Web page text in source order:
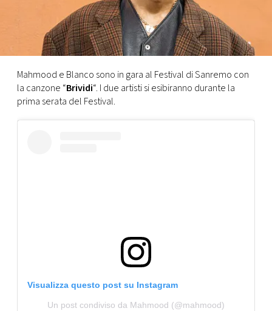
PRINCIPATO
MONACO
RMC
CONSIGLIA
Mahmood e Blanco sono in gara al Festival di Sanremo con
la canzone “Brividi“. I due artisti si esibiranno durante la
prima serata del Festival.
Visualizza questo post su Instagram
Un post condiviso da Mahmood (@mahmood)